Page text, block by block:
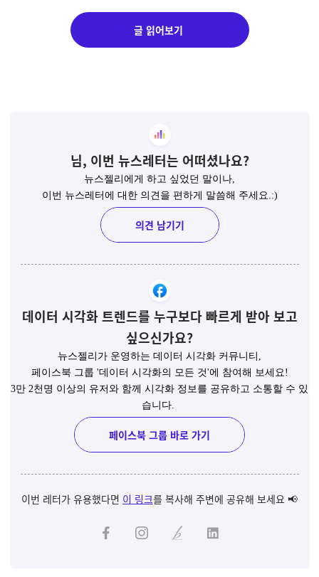
글 읽어보기
님, 이번 뉴스레터는 어떠셨나요?
뉴스젤리에게 하고 싶었던 말이나,
이번 뉴스레터에 대한 의견을 편하게 말씀해 주세요.:)
의견 남기기
데이터 시각화 트렌드를 누구보다 빠르게 받아 보고
싶으신가요?
뉴스젤리가 운영하는 데이터 시각화 커뮤니티,
페이스북 그룹 '데이터 시각화의 모든 것'에 참여해 보세요!
3만 2천명 이상의 유저와 함께 시각화 정보를 공유하고 소통할 수 있
습니다.
페이스북 그룹 바로 가기
이번 레터가 유용했다면 이 링크를 복사해 주변에 공유해 보세요 📢